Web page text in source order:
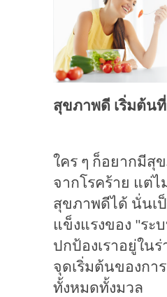
สุขภาพดี เริ่มต้น
ใคร ๆ ก็อยากมีสุ
จากโรคร้าย แต่
สุขภาพดีได้ นั่นเ
แข็งแรงของ "ระ
ปกป้องเราอยู่ในร่
จุดเริ่มต้นของกา
ทั้งหมดทั้งมวล